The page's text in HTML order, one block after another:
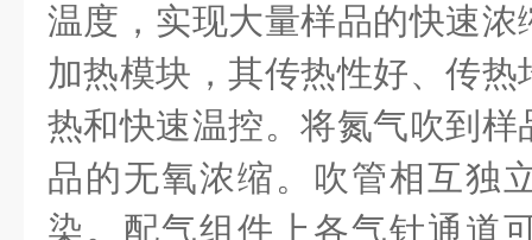
温度，实现大量样品的快速
加热模块，其传热性好、传
热和快速温控。将氮气吹到
品的无氧浓缩。吹管相互独
染。配气组件上各气针通道